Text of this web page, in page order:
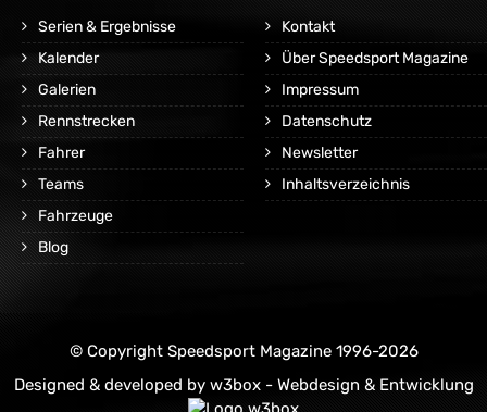
Serien & Ergebnisse
Kalender
Galerien
Rennstrecken
Fahrer
Teams
Fahrzeuge
Blog
Kontakt
Über Speedsport Magazine
Impressum
Datenschutz
Newsletter
Inhaltsverzeichnis
© Copyright Speedsport Magazine 1996-2026
Designed & developed by w3box - Webdesign & Entwicklung